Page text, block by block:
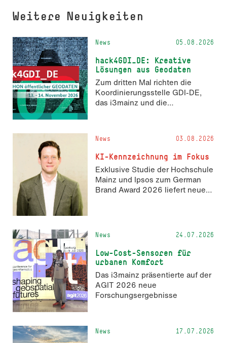
Weitere Neuigkeiten
News 05.08.2026
hack4GDI_DE: Kreative
Lösungen aus Geodaten
Zum dritten Mal richten die
Koordinierungsstelle GDI-DE,
das i3mainz und die
und 14. November 2026 den
Hackathon hack4GDI_DE an der
Hochschule Mainz aus. Die
Anmeldung ist geöffnet und bis
zum 2. Oktober 2026 möglich.
News 03.08.2026
KI-Kennzeichnung im Fokus
Exklusive Studie der Hochschule
Mainz und Ipsos zum German
Brand Award 2026 liefert neue
News 24.07.2026
Low-Cost-Sensoren für
urbanen Komfort
Das i3mainz präsentierte auf der
AGIT 2026 neue
Forschungsergebnisse
News 17.07.2026